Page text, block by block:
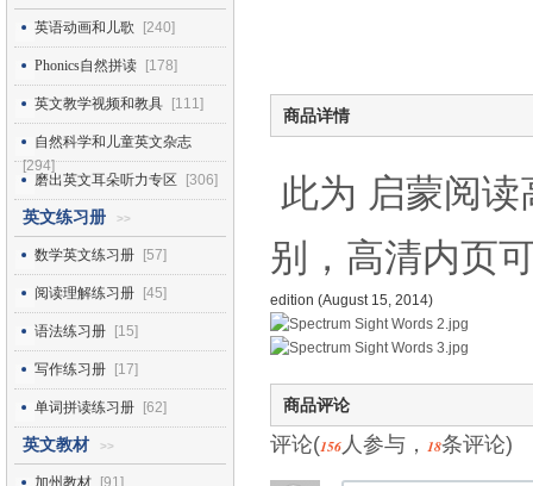
英语动画和儿歌 [240]
Phonics自然拼读 [178]
英文教学视频和教具 [111]
自然科学和儿童英文杂志
[294]
磨出英文耳朵听力专区
[306]
英文练习册 >>
数学英文练习册 [57]
阅读理解练习册 [45]
语法练习册 [15]
写作练习册 [17]
单词拼读练习册 [62]
英文教材 >>
加州教材 [91]
商品详情
此为 启蒙阅
别，高清内页
edition (August 15, 2014)
商品评论
评论(156人参与， 18条评论)